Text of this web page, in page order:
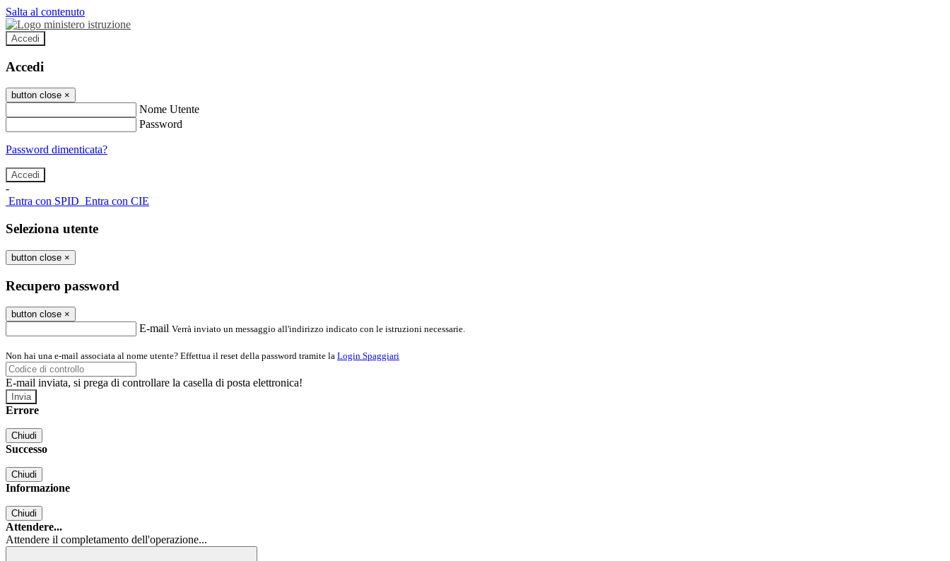
Salta al contenuto
Accedi
Accedi
button close ×
Nome Utente
Password
Password dimenticata?
-
Entra con SPID Entra con CIE
Seleziona utente
button close ×
Recupero password
button close ×
E-mail Verrà inviato un messaggio all'indirizzo indicato con le istruzioni necessarie.
Non hai una e-mail associata al nome utente? Effettua il reset della password tramite la Login Spaggiari
E-mail inviata, si prega di controllare la casella di posta elettronica!
Errore
Chiudi
Successo
Chiudi
Informazione
Chiudi
Attendere...
Attendere il completamento dell'operazione...